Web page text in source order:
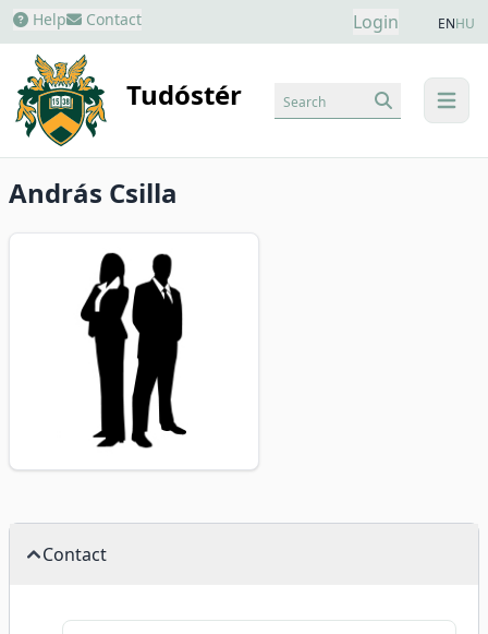
Help Contact Login ENHU
Tudóstér menu
Search
András Csilla
Contact